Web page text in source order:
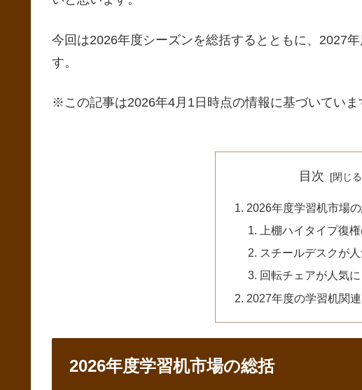
今回は2026年度シーズンを総括するとともに、2027
す。
※この記事は2026年4月1日時点の情報に基づいていま
目次
2026年度学習机市場
上棚ハイタイプ復
スチールデスクが
回転チェアが人気に
2027年度の学習机関
2026年度学習机市場の総括